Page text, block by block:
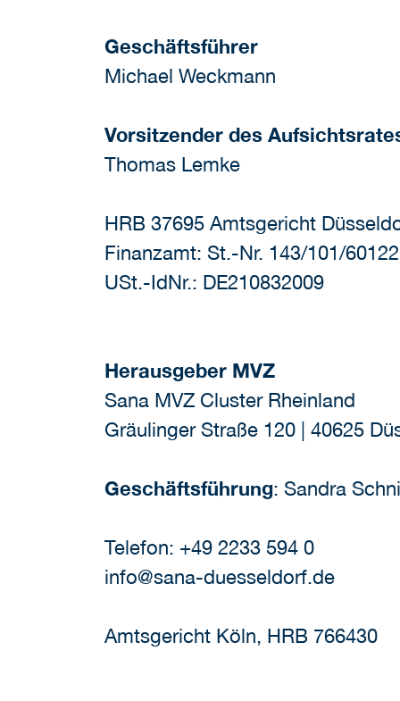
Geschäftsführer
Michael Weckmann
Vorsitzender des
Thomas Lemke
HRB 37695 Amtsgericht
Finanzamt: St.-Nr. 143/101/60122
USt.-IdNr.: DE210832009
Herausgeber MVZ
Sana MVZ Cluster Rheinland
Gräulinger Straße 120 | 40625
Geschäftsführung: Sandra
Telefon: +49 2233 594 0
info@sana-duesseldorf.de
Amtsgericht Köln, HRB 766430